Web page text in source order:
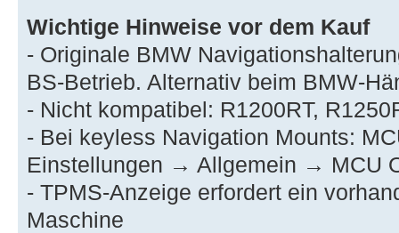
Wichtige Hinweise vor dem Kauf
- Originale BMW
BS-Betrieb. Alternativ beim BMW-
- Nicht kompatibel: R1200RT,
- Bei keyless Navigation Mounts:
Einstellungen → Allgemein → MCU
- TPMS-Anzeige erfordert ein
Maschine